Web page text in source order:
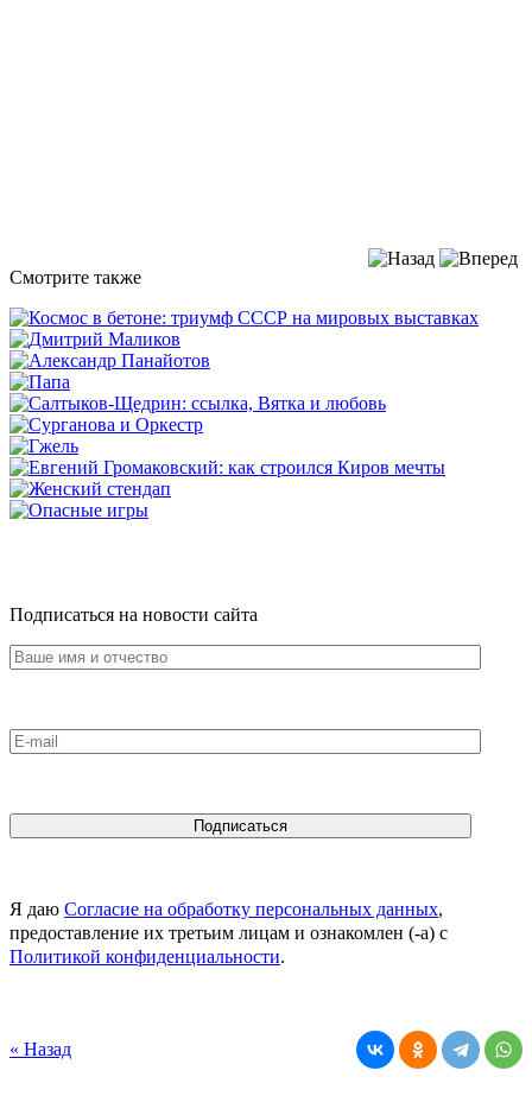
Смотрите также
Подписаться на новости сайта
Я даю Согласие на обработку персональных данных,
предоставление их третьим лицам и ознакомлен (-а) c
Политикой конфиденциальности.
« Назад